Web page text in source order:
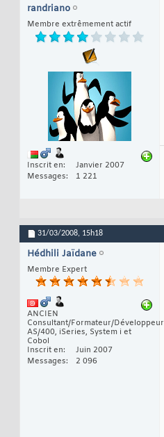
randriano
Membre extrêmement actif
Inscrit en
Janvier 2007
Messages
1 221
31/03/2008, 15h18
Hédhili Jaïdane
Membre Expert
ANCIEN
Consultant/Formateur/Développeur
AS/400, iSeries, System i et
Cobol
Inscrit en
Juin 2007
Messages
2 096